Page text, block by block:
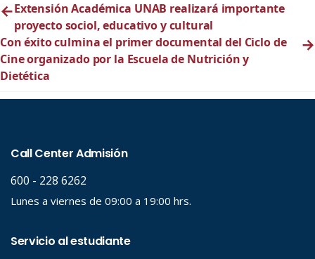
←Extensión Académica UNAB realizará importante
proyecto sociol, educativo y cultural
Con éxito culmina el primer documental del Ciclo de
Cine organizado por la Escuela de Nutrición y
Dietética
→